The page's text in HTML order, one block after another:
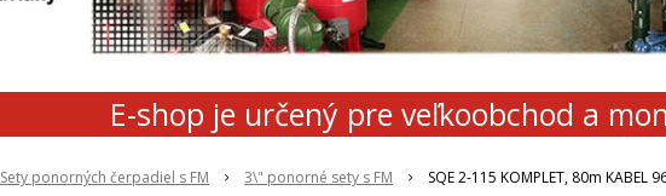
E-shop je určený pre veľkoobchod a
Sety ponorných čerpadiel s FM 3\" ponorné sety s FM SQE 2-115 KOMPLET, 80m KABEL